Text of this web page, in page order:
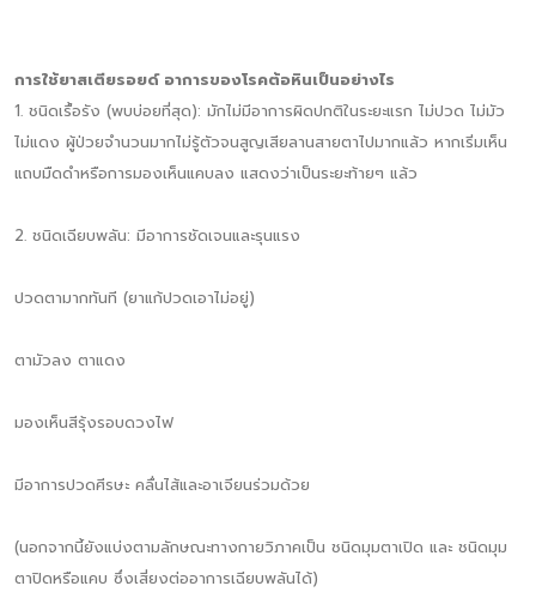
การใช้ยาสเตียรอยด์ อาการของโรคต้อหินเป็นอย่างไร
1. ชนิดเรื้อรัง (พบบ่อยที่สุด): มักไม่มีอาการผิดปกติในระยะแรก ไม่ปวด ไม่มัว
ไม่แดง ผู้ป่วยจำนวนมากไม่รู้ตัวจนสูญเสียลานสายตาไปมากแล้ว หากเริ่มเห็น
แถบมืดดำหรือการมองเห็นแคบลง แสดงว่าเป็นระยะท้ายๆ แล้ว
2. ชนิดเฉียบพลัน: มีอาการชัดเจนและรุนแรง
ปวดตามากทันที (ยาแก้ปวดเอาไม่อยู่)
ตามัวลง ตาแดง
มองเห็นสีรุ้งรอบดวงไฟ
มีอาการปวดศีรษะ คลื่นไส้และอาเจียนร่วมด้วย
(นอกจากนี้ยังแบ่งตามลักษณะทางกายวิภาคเป็น ชนิดมุมตาเปิด และ ชนิดมุม
ตาปิดหรือแคบ ซึ่งเสี่ยงต่ออาการเฉียบพลันได้)